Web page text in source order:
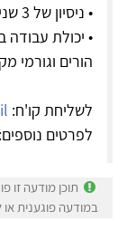
• ניסיון של 3 שנים לפחות – יתרון משמעותי
• יכולת עבודה
הורים וגורמי
לשליחת קו'ח:
לפרטים נוספים: 052-3680559
תוכן מודעה זו
במודעה פוגענית או